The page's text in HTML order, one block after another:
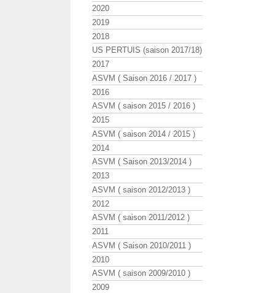
2020
2019
2018
US PERTUIS (saison 2017/18)
2017
ASVM ( Saison 2016 / 2017 )
2016
ASVM ( saison 2015 / 2016 )
2015
ASVM ( saison 2014 / 2015 )
2014
ASVM ( Saison 2013/2014 )
2013
ASVM ( saison 2012/2013 )
2012
ASVM ( saison 2011/2012 )
2011
ASVM ( Saison 2010/2011 )
2010
ASVM ( saison 2009/2010 )
2009